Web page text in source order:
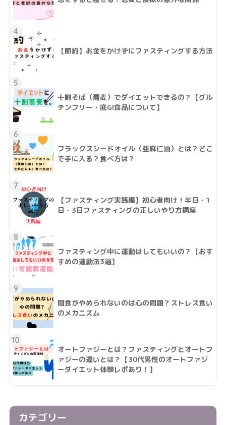
4
【節約】お金をかけずにファスティングする方法
5
十割そば（蕎麦）でダイエットできるの？【グル
テンフリー・底GI食品について】
6
フラックスシードオイル（亜麻仁油）とは？どこ
で手に入る？食べ方は？
7
【ファスティング実践編】初心者向け！半日・1
日・3日ファスティングの正しいやり方講座
8
ファスティング中に運動はしてもいいの？【おす
すめの運動法3選】
9
間食がやめられないのは心の問題？ストレス食い
のメカニズム
10
オートファジーとは？ファスティングとオートフ
ァジーの違いとは？【30代男性のオートファジ
ーダイエット体験レポあり！】
カテゴリー